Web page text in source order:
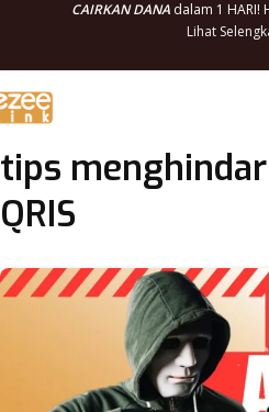
CAIRKAN DANAdalam 1 HARI!
Lihat
tips
QRIS